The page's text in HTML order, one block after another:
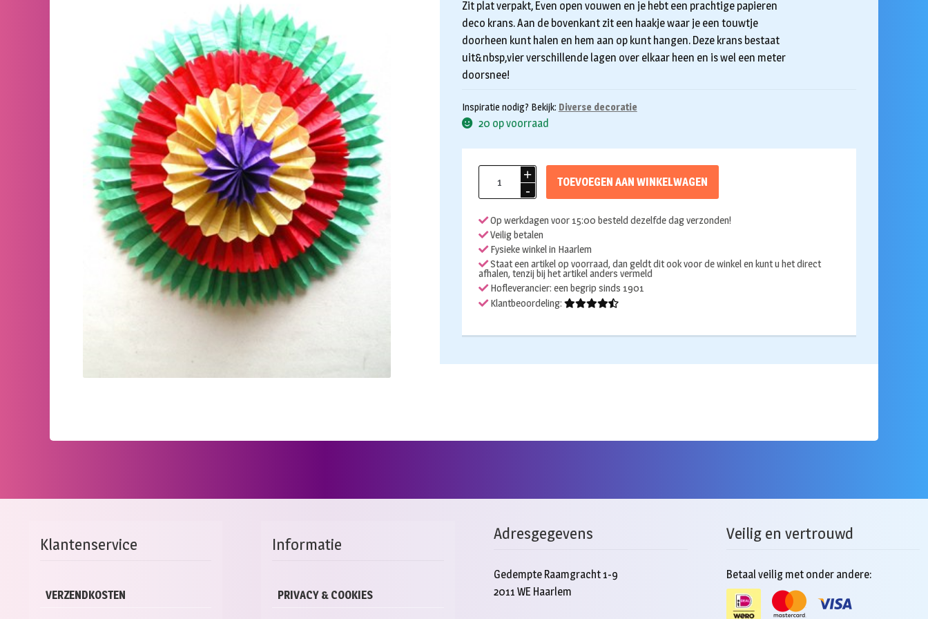
Zit plat verpakt, Even open vouwen en je hebt een prachtige papieren
deco krans. Aan de bovenkant zit een haakje waar je een touwtje
doorheen kunt halen en hem aan op kunt hangen. Deze krans bestaat
uit&nbsp,vier verschillende lagen over elkaar heen en is wel een meter
doorsnee!
Inspiratie nodig? Bekijk: Diverse decoratie
20 op voorraad
krans
waaier
groot
aantal
TOEVOEGEN AAN WINKELWAGEN
Op werkdagen voor 15:00 besteld dezelfde dag verzonden!
Veilig betalen
Fysieke winkel in Haarlem
Staat een artikel op voorraad, dan geldt dit ook voor de winkel en kunt u het direct
afhalen, tenzij bij het artikel anders vermeld
Hofleverancier: een begrip sinds 1901
Klantbeoordeling:
Klantenservice
VERZENDKOSTEN
Informatie
PRIVACY & COOKIES
Adresgegevens
Gedempte Raamgracht 1-9
2011 WE Haarlem
Veilig en vertrouwd
Betaal veilig met onder andere: